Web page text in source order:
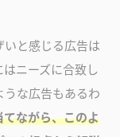
と感じる広告は
ニーズに合致し
な広告もあるわ
ながら、このよ